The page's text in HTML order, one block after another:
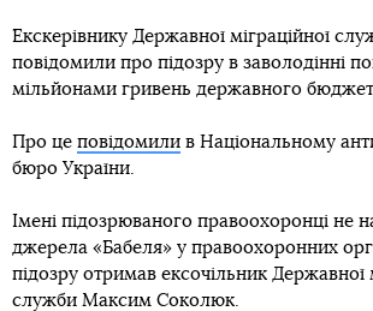
Екскерівнику Державної міграційної
повідомили про підозру в заволодінні
мільйонами гривень державного
Про це повідомили в Національному
бюро України.
Імені підозрюваного правоохоронці не
джерела «Бабеля» у правоохоронних
підозру отримав ексочільник Державної
служби Максим Соколюк.